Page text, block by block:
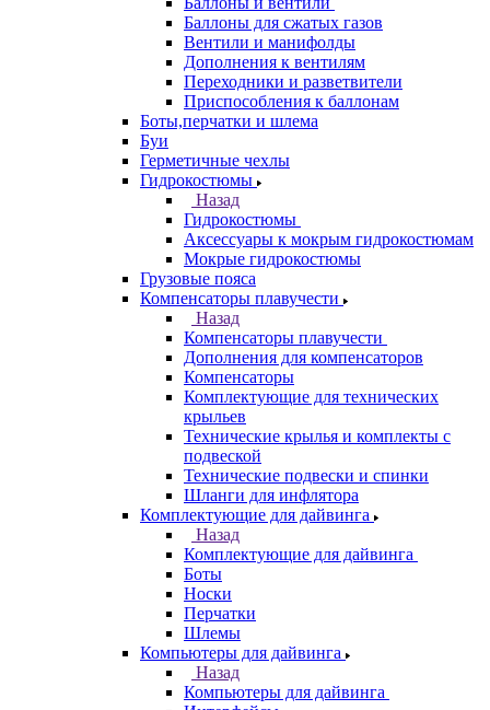
Баллоны для сжатых газов
Вентили и манифолды
Дополнения к вентилям
Переходники и разветвители
Приспособления к баллонам
Боты,перчатки и шлема
Буи
Герметичные чехлы
Гидрокостюмы
Назад
Гидрокостюмы
Аксессуары к мокрым гидрокостюмам
Мокрые гидрокостюмы
Грузовые пояса
Компенсаторы плавучести
Назад
Компенсаторы плавучести
Дополнения для компенсаторов
Компенсаторы
Комплектующие для технических
крыльев
Технические крылья и комплекты с
подвеской
Технические подвески и спинки
Шланги для инфлятора
Комплектующие для дайвинга
Назад
Комплектующие для дайвинга
Боты
Носки
Перчатки
Шлемы
Компьютеры для дайвинга
Назад
Компьютеры для дайвинга